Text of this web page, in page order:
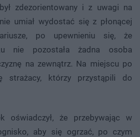
zdezorientowany i z uwagi na
umiał wydostać się z płonącej
po upewnieniu się, że
nie pozostała żadna osoba
na zewnątrz. Na miejscu po
strażacy, którzy przystąpili do
oświadczył, że przebywając w
aby się ogrzać, po czym